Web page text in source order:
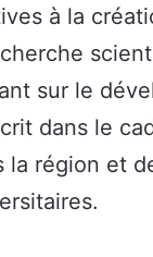
à la
sur le
dans le
la région et